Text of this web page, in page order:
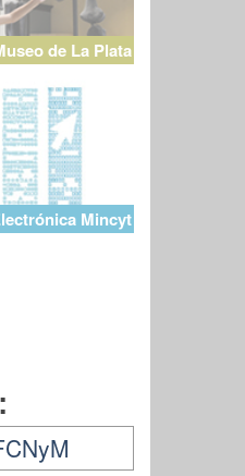
de La Plata
Mincyt